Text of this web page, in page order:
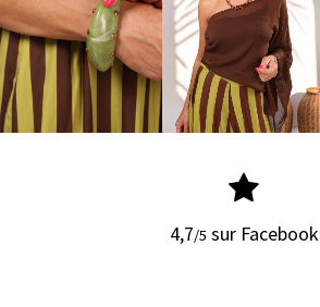
4,7/5 sur Facebook